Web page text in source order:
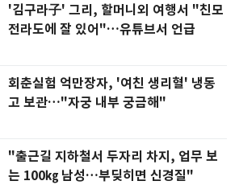
'김구라子' 그리, 할머니외 여행서 "친모
전라도에 잘 있어"…유튜브서 언급
회춘실험 억만장자, '여친 생리혈' 냉동
고 보관…"자궁 내부 궁금해"
"출근길 지하철서 두자리 차지, 업무 보
는 100㎏ 남성…부딪히면 신경질"